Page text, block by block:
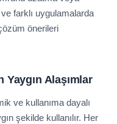
farklı uygulamalarda
önerileri
Alaşımlar
ve kullanıma dayalı
şekilde kullanılır. Her